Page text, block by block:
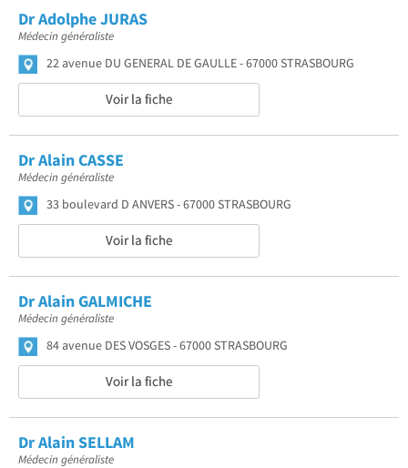
Dr Adolphe JURAS
Médecin généraliste
22 avenue DU GENERAL DE GAULLE 67000 STRASBOURG
Voir la fiche
Dr Alain CASSE
Médecin généraliste
33 boulevard D ANVERS 67000 STRASBOURG
Voir la fiche
Dr Alain GALMICHE
Médecin généraliste
84 avenue DES VOSGES 67000 STRASBOURG
Voir la fiche
Dr Alain SELLAM
Médecin généraliste